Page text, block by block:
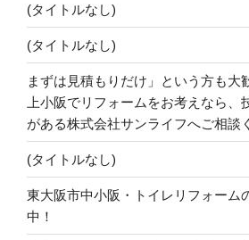
(タイトルなし)
(タイトルなし)
まずは見積もりだけ」という方も大
上小阪でリフォームをお考えなら、
がある株式会社サンライフへご相談
(タイトルなし)
東大阪市中小阪・トイレリフォーム
中！